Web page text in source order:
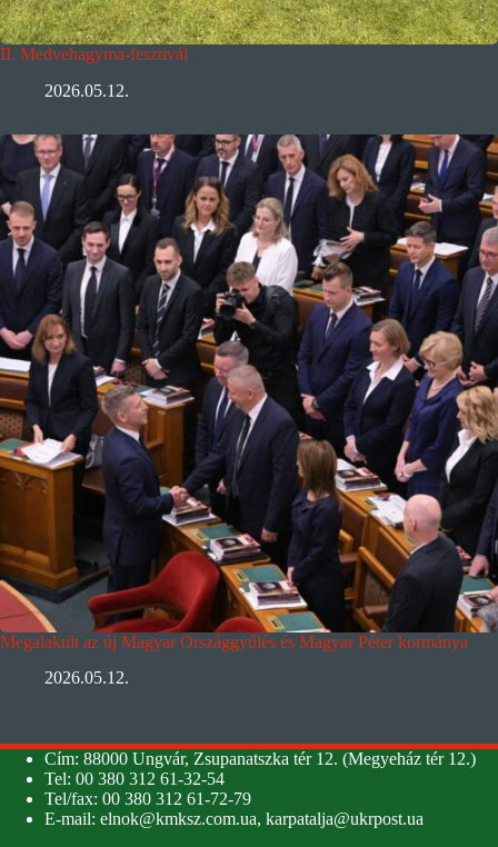
II. Medvehagyma-fesztivál
2026.05.12.
Megalakult az új Magyar Országgyűlés és Magyar Péter kormánya
2026.05.12.
Cím: 88000 Ungvár, Zsupanatszka tér 12. (Megyeház tér 12.)
Tel: 00 380 312 61-32-54
Tel/fax: 00 380 312 61-72-79
E-mail: elnok@kmksz.com.ua, karpatalja@ukrpost.ua